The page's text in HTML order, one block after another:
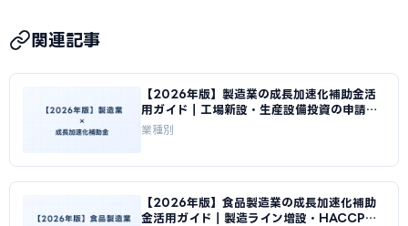
てしまう、②補助対象外の機器を選んでしまう、③事業計画
書の数値目標が曖昧で採択されない、④GビズIDの取得が遅
れて申請できない、⑤補助事業実施期間内に導入・支払いが
完了できない、の5点です。事前の確認と早期準備が採択への
近道です。
関連記事
【2026年版】製造業の成長加速化補助金活
用ガイド｜工場新設・生産設備投資の申請戦
略｜成長加速化補助金ナビ
業種別
【2026年版】食品製造業の成長加速化補助
金活用ガイド｜製造ライン増設・HACCP対